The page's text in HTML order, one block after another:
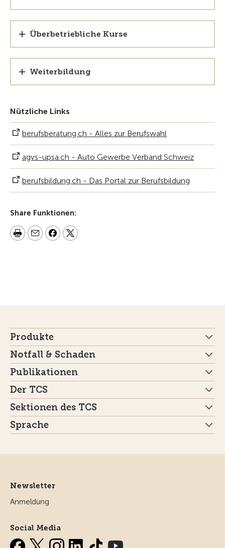
Überbetriebliche Kurse
Weiterbildung
Nützliche Links
berufsberatung.ch - Alles zur Berufswahl
agvs-upsa.ch - Auto Gewerbe Verband Schweiz
berufsbildung.ch - Das Portal zur Berufsbildung
Share Funktionen:
Produkte
Notfall & Schaden
Publikationen
Der TCS
Sektionen des TCS
Sprache
Newsletter
Anmeldung
Social Media